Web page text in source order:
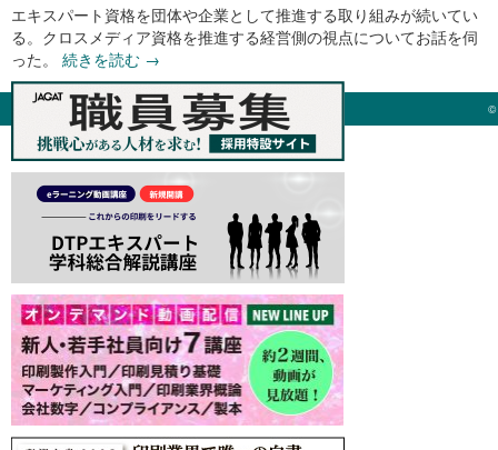
エキスパート資格を団体や企業として推進する取り組みが続いてい
る。クロスメディア資格を推進する経営側の視点についてお話を伺
った。 続きを読む →
©